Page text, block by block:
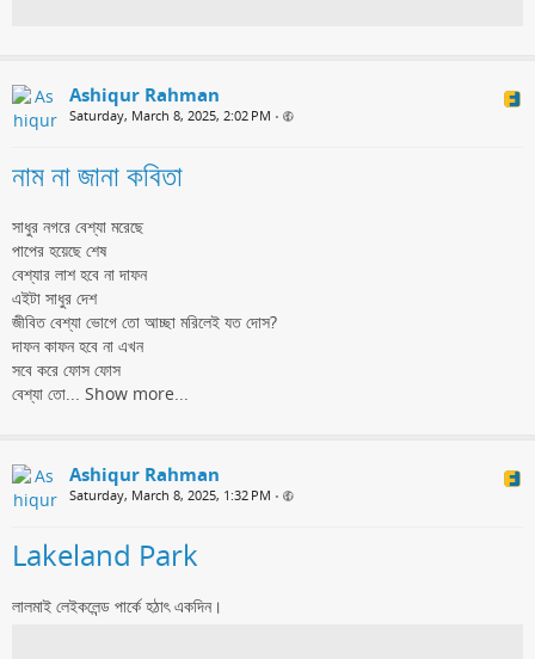
Ashiqur Rahman
Saturday, March 8, 2025, 2:02 PM •
নাম না জানা কবিতা
সাধুর নগরে বেশ্যা মরেছে
পাপের হয়েছে শেষ
বেশ্যার লাশ হবে না দাফন
এইটা সাধুর দেশ
জীবিত বেশ্যা ভোগে তো আচ্ছা মরিলেই যত দোস?
দাফন কাফন হবে না এখন
সবে করে ফোস ফোস
বেশ্যা তো... Show more...
Ashiqur Rahman
Saturday, March 8, 2025, 1:32 PM •
Lakeland Park
লালমাই লেইকলেন্ড পার্কে হঠাৎ একদিন।